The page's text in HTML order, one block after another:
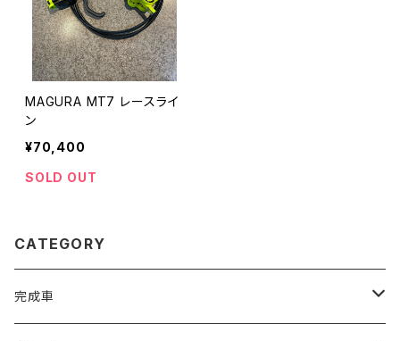
MAGURA MT7 レースライ
ン
¥70,400
SOLD OUT
CATEGORY
完成車